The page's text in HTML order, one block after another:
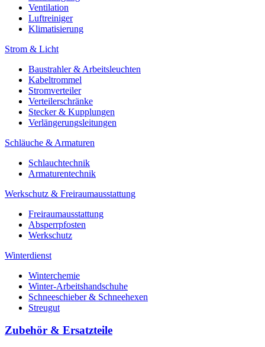
Ventilation
Luftreiniger
Klimatisierung
Strom & Licht
Baustrahler & Arbeitsleuchten
Kabeltrommel
Stromverteiler
Verteilerschränke
Stecker & Kupplungen
Verlängerungs­leitungen
Schläuche & Armaturen
Schlauchtechnik
Armaturentechnik
Werkschutz & Freiraumausstattung
Freiraumausstattung
Absperrpfosten
Werkschutz
Winterdienst
Winterchemie
Winter-Arbeitshandschuhe
Schneeschieber & Schneehexen
Streugut
Zubehör & Ersatzteile